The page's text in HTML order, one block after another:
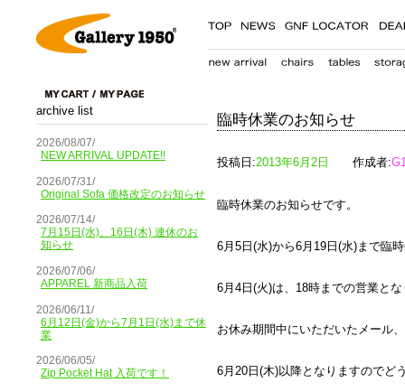
archive list
2026/08/07/
NEW ARRIVAL UPDATE!!
2026/07/31/
Original Sofa 価格改定のお知らせ
2026/07/14/
7月15日(水)、16日(木) 連休のお
知らせ
2026/07/06/
APPAREL 新商品入荷
2026/06/11/
6月12日(金)から7月1日(水)まで休
業
2026/06/05/
Zip Pocket Hat 入荷です！
臨時休業のお知らせ
投稿日:2013年6月2日 作成者:
臨時休業のお知らせです。
6月5日(水)から6月19日(水)まで臨
6月4日(火)は、18時までの営業と
お休み期間中にいただいたメール
6月20日(木)以降となりますのでど